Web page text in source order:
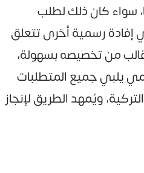
سواء كان ذلك لطلب
إفادة رسمية أخرى تتعلق
من تخصيصه بسهولة،
يلبي جميع المتطلبات
ويُمهد الطريق لإنجاز